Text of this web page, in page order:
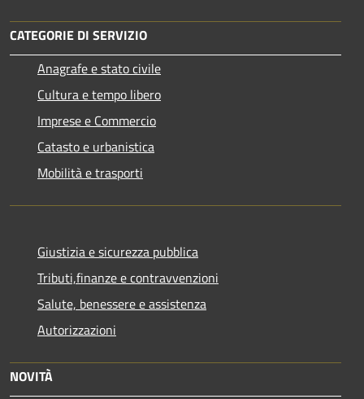
CATEGORIE DI SERVIZIO
Anagrafe e stato civile
Cultura e tempo libero
Imprese e Commercio
Catasto e urbanistica
Mobilità e trasporti
Giustizia e sicurezza pubblica
Tributi,finanze e contravvenzioni
Salute, benessere e assistenza
Autorizzazioni
NOVITÀ